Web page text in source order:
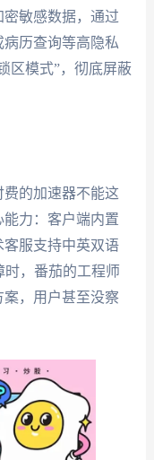
敏感数据，通过
历查询等高隐私
区模式”，彻底屏蔽
的加速器不能这
力：客户端内置
服支持中英双语
时，番茄的工程师
，用户甚至没察